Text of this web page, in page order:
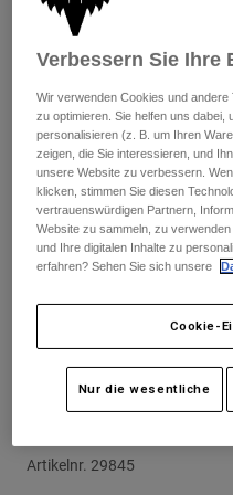
Hosen
Kurze Hosen
Jacken
Handschuhe
Protektoren
Socken
Ersatzteile
Jacken
Protektoren
Brillen
Taschen & Zubehör
Spare parts
Hemden
Alle anzeigen
Damen
T-Shirts & Tops
Hoodies und Pullover
Shirts
Alle anzeigen
Kinder
Guards
Brillen
Socken
Alle anzeigen
Moto
Helme
Stiefel
Brillen
Bewertungen
Rise Rundhals-
Artikelnr. 29845
Verbessern Sie Ihre
Wir verwenden Cookies und
zu optimieren. Sie helfen uns
personalisieren (z. B. um Ihren
zeigen, die Sie interessieren, und
unsere Website zu verbessern.
klicken, stimmen Sie diesen
vertrauenswürdigen Partnern,
Website zu sammeln, zu
und Ihre digitalen Inhalte zu
erfahren? Sehen Sie sich unsere
Cookie-
Nur die wesentliche